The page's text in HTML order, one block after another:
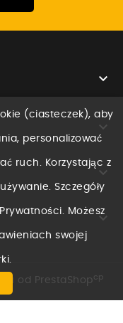




(ciasteczek), aby
personalizować
ruch. Korzystając z
Szczegóły
Możesz
swojej
od PrestaShop cp